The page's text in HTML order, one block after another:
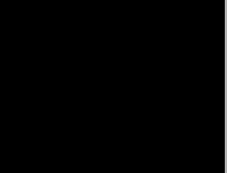
contamos con enlaces a
nuestro catálogo de
También puedes
demos prioridad y te